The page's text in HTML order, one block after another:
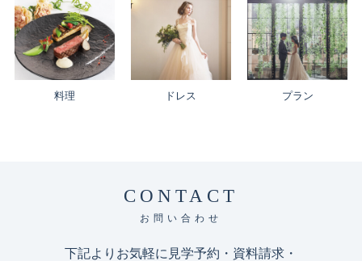
料理 ドレス プラン
CONTACT
お問い合わせ
下記よりお気軽に見学予約・資料請求・